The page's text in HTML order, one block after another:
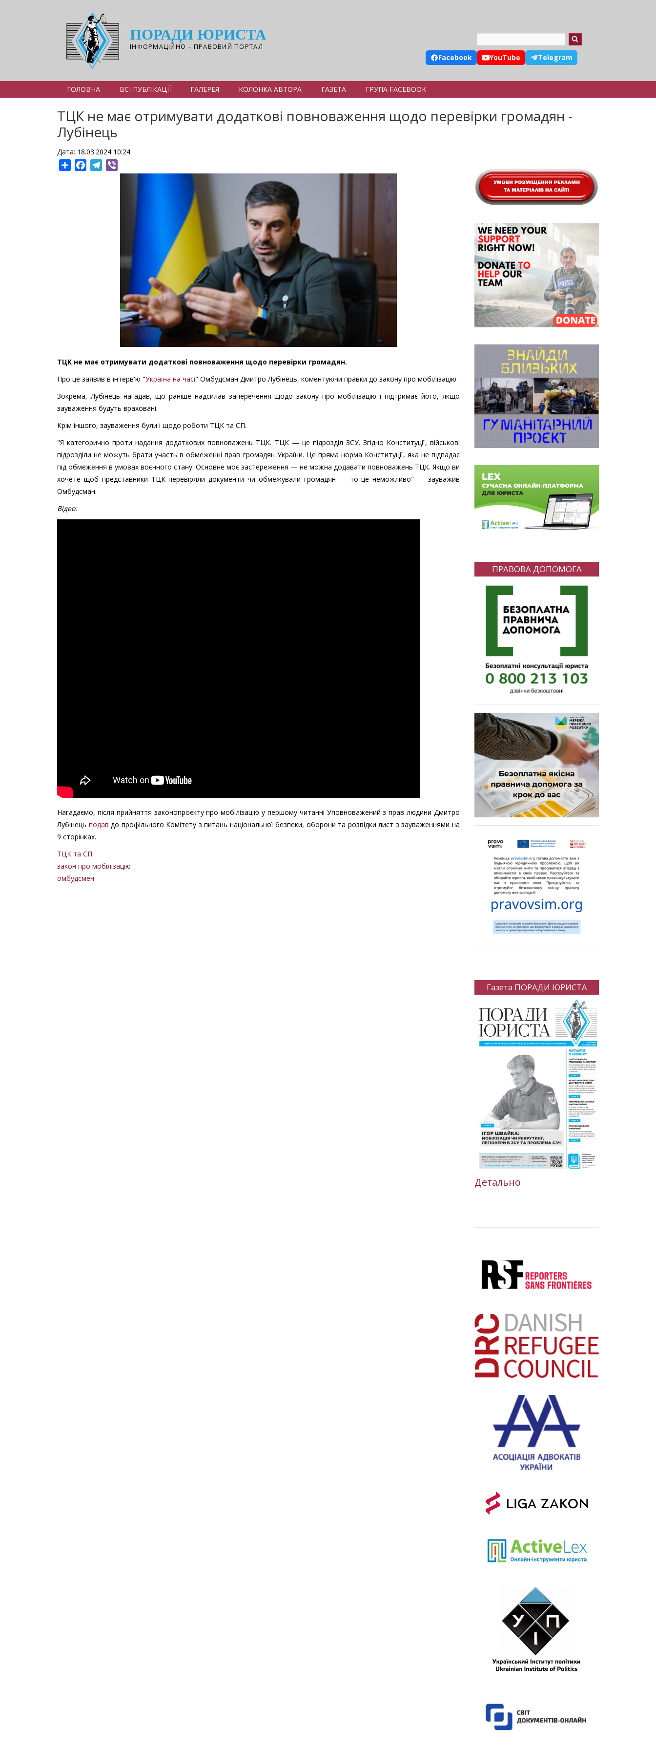
ПОРАДИ ЮРИСТА
ІНФОРМАЦІЙНО – ПРАВОВИЙ ПОРТАЛ
Facebook YouTube Telegram
ГОЛОВНА ВСІ ПУБЛІКАЦІЇ ГАЛЕРЕЯ КОЛОНКА АВТОРА ГАЗЕТА ГРУПА FACEBOOK
ТЦК не має отримувати додаткові повноваження щодо перевірки громадян -
Лубінець
Дата: 18.03.2024 10:24
ShareFacebookTelegram
ТЦК не має отримувати додаткові повноваження щодо перевірки громадян.
Про це заявив в інтерв'ю "Україна на часі" Омбудсман Дмитро Лубінець, коментуючи правки до закону про мобілізацію.
Зокрема, Лубінець нагадав, що раніше надсилав заперечення щодо закону про мобілізацію і підтримає його, якщо
зауваження будуть враховані.
Крім іншого, зауваження були і щодо роботи ТЦК та СП.
"Я категорично проти надання додаткових повноважень ТЦК. ТЦК — це підрозділ ЗСУ. Згідно Конституції, військові
підрозділи не можуть брати участь в обмеженні прав громадян України. Це пряма норма Конституції, яка не підпадає
під обмеження в умовах воєнного стану. Основне моє застереження — не можна додавати повноважень ТЦК. Якщо ви
хочете щоб представники ТЦК перевіряли документи чи обмежували громадян — то це неможливо" — зауважив
Омбудсман.
Відео:
Нагадаємо, після прийняття законопроєкту про мобілізацію у першому читанні Уповноважений з прав людини Дмитро
Лубінець подав до профільного Комітету з питань національної безпеки, оборони та розвідки лист з зауваженнями на
9 сторінках.
ТЦК та СП
закон про мобілізацію
омбудсмен
ПРАВОВА ДОПОМОГА
Газета ПОРАДИ ЮРИСТА
Детально